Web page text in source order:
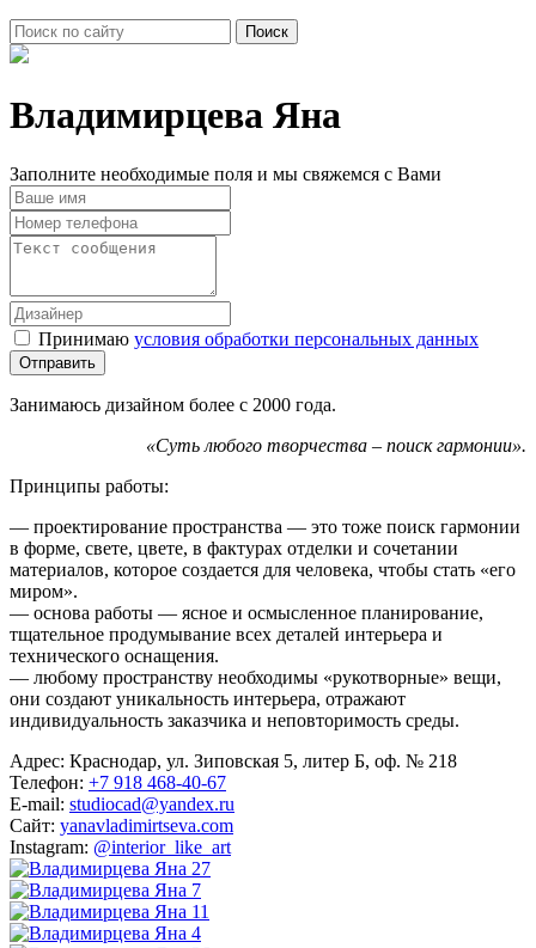
Владимирцева Яна
Заполните необходимые поля и мы свяжемся с Вами
Принимаю условия обработки персональных данных
Занимаюсь дизайном более с 2000 года.
«Суть любого творчества – поиск гармонии».
Принципы работы:
— проектирование пространства — это тоже поиск гармонии
в форме, свете, цвете, в фактурах отделки и сочетании
материалов, которое создается для человека, чтобы стать «его
миром».
— основа работы — ясное и осмысленное планирование,
тщательное продумывание всех деталей интерьера и
технического оснащения.
— любому пространству необходимы «рукотворные» вещи,
они создают уникальность интерьера, отражают
индивидуальность заказчика и неповторимость среды.
Адрес: Краснодар, ул. Зиповская 5, литер Б, оф. № 218
Телефон: +7 918 468-40-67
E-mail: studiocad@yandex.ru
Сайт: yanavladimirtseva.com
Instagram: @interior_like_art